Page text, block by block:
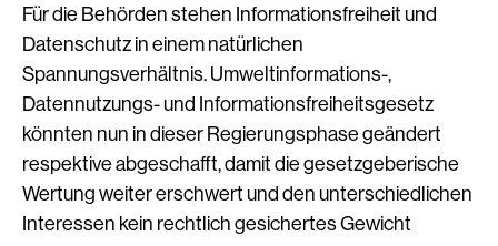
Für die Behörden stehen Informationsfreiheit und
Datenschutz in einem natürlichen
Spannungsverhältnis. Umweltinformations-,
Datennutzungs- und Informationsfreiheitsgesetz
könnten nun in dieser Regierungsphase geändert
respektive abgeschafft, damit die gesetzgeberische
Wertung weiter erschwert und den unterschiedlichen
Interessen kein rechtlich gesichertes Gewicht